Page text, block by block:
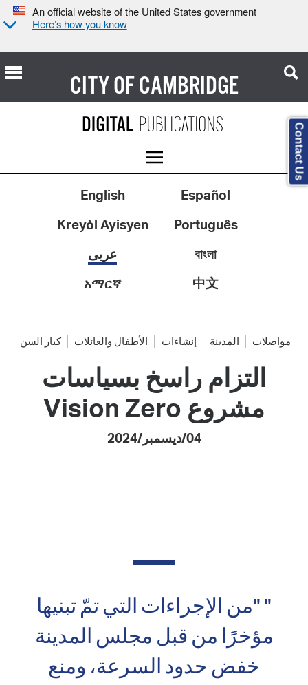
An official website of the United States government
Here’s how you know
CITY OFCAMBRIDGE
English
Español
Kreyòl Ayisyen
Português
عربى
বাংলা
አማርኛ
中文
مواصلات المدينة إنشاءات الأطفال والعائلات كبار السن
التزام راسخ بسياسات
مشروع Vision Zero
04/ديسمبر/2024
" "من الإجراءات التي تمّ تبنيها
مؤخرًا من قبل مجلس المدينة
خفض حدود السرعة، ومنع
Contact Us